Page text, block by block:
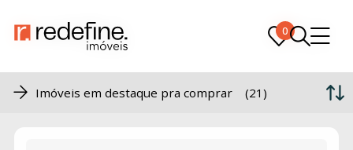
0
0
Imóveis em destaque pra comprar (21)